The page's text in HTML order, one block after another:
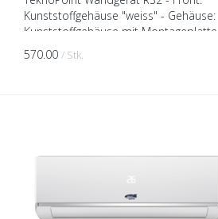
Kunststoffgehäuse "weiss" - Gehäuse:
Kunststoffgehäuse mit Montageplatte -
Wärmepumpengerät (kühlen/heizen) -
Leiser Luftstrom 19dB(A) -...
570.00 / Stk.